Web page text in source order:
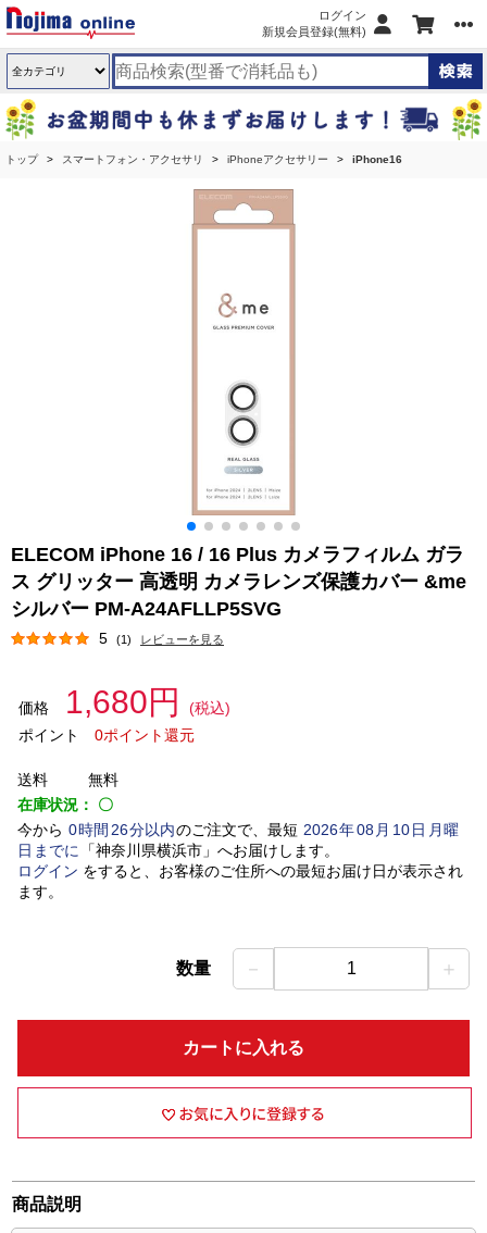
ログイン
新規会員登録(無料)
トップ スマートフォン・アクセサリ iPhoneアクセサリー iPhone16
ELECOM iPhone 16 / 16 Plus カメラフィルム ガラ
ス グリッター 高透明 カメラレンズ保護カバー &me
シルバー PM-A24AFLLP5SVG
5 (1) レビューを見る
価格 1,680円
(税込)
ポイント
0ポイント還元
送料
無料
在庫状況： 〇
今から 0時間 26分以内のご注文で、最短 2026年08 月 10日月曜
日 までに 「神奈川県横浜市」 へお届けします。
ログイン をすると、お客様のご住所への最短お届け日が表示され
ます。
数量 － 1 ＋
カートに入れる
商品説明